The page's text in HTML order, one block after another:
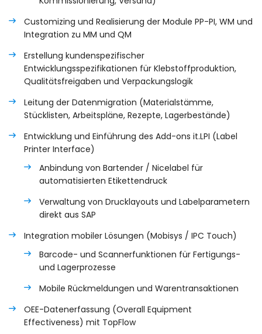
Customizing und Realisierung der Module PP-PI, WM und
Integration zu MM und QM
Erstellung kundenspezifischer
Entwicklungsspezifikationen für Klebstoffproduktion,
Qualitätsfreigaben und Verpackungslogik
Leitung der Datenmigration (Materialstämme,
Stücklisten, Arbeitspläne, Rezepte, Lagerbestände)
Entwicklung und Einführung des Add-ons it.LPI (Label
Printer Interface)
Anbindung von Bartender / Nicelabel für
automatisierten Etikettendruck
Verwaltung von Drucklayouts und Labelparametern
direkt aus SAP
Integration mobiler Lösungen (Mobisys / IPC Touch)
Barcode- und Scannerfunktionen für Fertigungs-
und Lagerprozesse
Mobile Rückmeldungen und Warentransaktionen
OEE-Datenerfassung (Overall Equipment
Effectiveness) mit TopFlow